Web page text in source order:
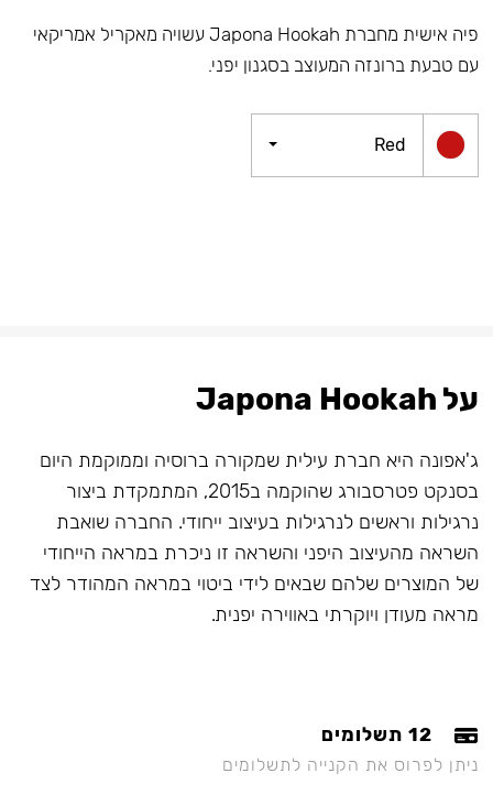
פיה אישית מחברת Japona Hookah עשויה מאקריל אמריקאי
עם טבעת ברונזה המעוצב בסגנון יפני.
Red
על Japona Hookah
ג'אפונה היא חברת עילית שמקורה ברוסיה וממוקמת היום
בסנקט פטרסבורג שהוקמה ב2015, המתמקדת ביצור
נרגילות וראשים לנרגילות בעיצוב ייחודי. החברה שואבת
השראה מהעיצוב היפני והשראה זו ניכרת במראה הייחודי
של המוצרים שלהם שבאים לידי ביטוי במראה המהודר לצד
מראה מעודן ויוקרתי באווירה יפנית.
12 תשלומים
ניתן לפרוס את הקנייה לתשלומים